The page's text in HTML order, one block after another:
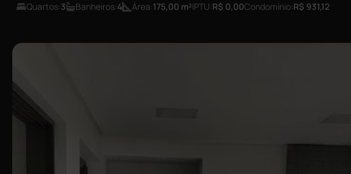
Quartos:3 Banheiros:4 Área:175,00 m²IPTU:R$ 0,00Condomínio:R$ 931,12